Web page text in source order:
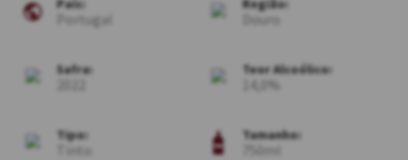
País:
Portugal
Região:
Douro
Safra: Teor Alcoólico:
14,0
Tipo:
Tinto
Tamanho:
750ml